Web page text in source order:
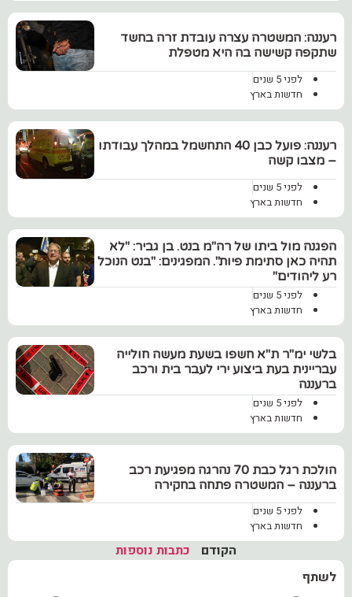
רעננה: המשטרה עצרה עובדת זרה בחשד
שתקפה קשישה בה היא מטפלת
לפני 5 שנים
חדשות בארץ
רעננה: פועל כבן 40 התחשמל במהלך עבודתו
– מצבו קשה
לפני 5 שנים
חדשות בארץ
הפגנה מול ביתו של רה"מ בנט. בן גביר: "לא
תהיה כאן סתימת פיות". המפגינים: "בנט הנוכל
רע ליהודים"
לפני 5 שנים
חדשות בארץ
בלשי ימ"ר ת"א חשפו בשעת מעשה חולייה
עבריינית בעת ביצוע ירי לעבר בית ורכב
ברעננה
לפני 5 שנים
חדשות בארץ
הולכת רגל כבת 70 נהרגה מפגיעת רכב
ברעננה – המשטרה פתחה בחקירה
לפני 5 שנים
חדשות בארץ
הקודם
כתבות נוספות
לשתף